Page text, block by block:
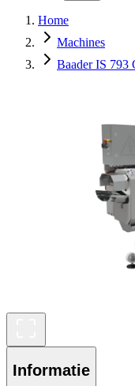
Home
Machines
Baader IS 793
Informatie